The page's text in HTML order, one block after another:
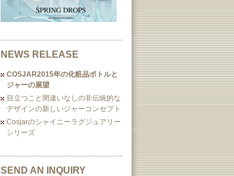
NEWS RELEASE
COSJAR2015年の化粧品ボトルと
ジャーの展望
目立つこと間違いなしの非伝統的な
デザインの新しいジャーコンセプト
Cosjarのシャイニーラグジュアリー
シリーズ
SEND AN INQUIRY